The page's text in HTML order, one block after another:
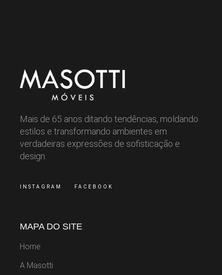
Mais de 65 anos ditando tendências, moldando
estilos e transformando ambientes em
verdadeiras expressões de sofisticação e
design.
INSTAGRAM FACEBOOK
MAPA DO SITE
Home
A Masotti